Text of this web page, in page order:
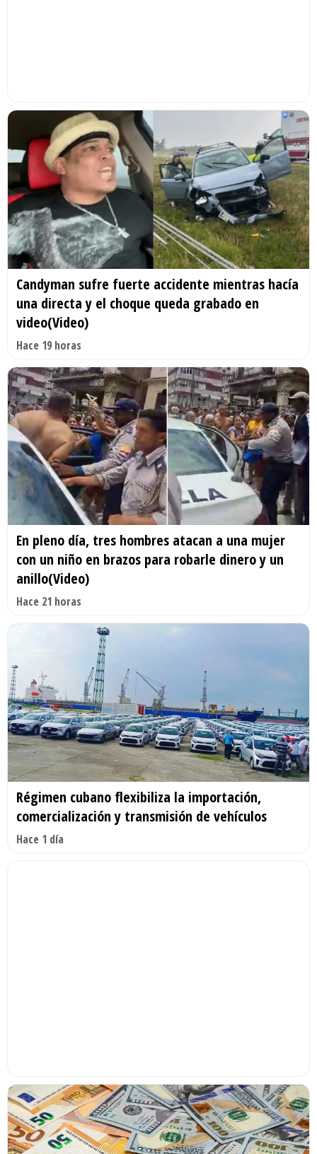
Candyman sufre fuerte accidente mientras hacía
una directa y el choque queda grabado en
video(Video)
Hace 19 horas
En pleno día, tres hombres atacan a una mujer
con un niño en brazos para robarle dinero y un
anillo(Video)
Hace 21 horas
Régimen cubano flexibiliza la importación,
comercialización y transmisión de vehículos
Hace 1 día